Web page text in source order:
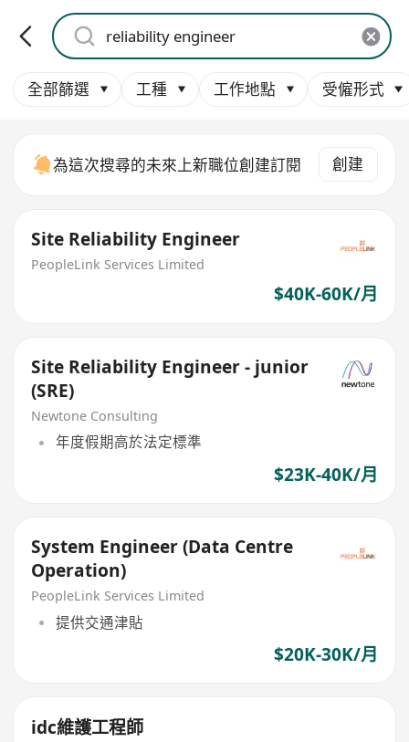
全部篩選 工種 工作地點 受僱形式
為這次搜尋的未來上新職位創建訂閱 創建
Site Reliability Engineer
PeopleLink Services Limited
$40K-60K/月
Site Reliability Engineer - junior
(SRE)
Newtone Consulting
年度假期高於法定標準
$23K-40K/月
System Engineer (Data Centre
Operation)
PeopleLink Services Limited
提供交通津貼
$20K-30K/月
idc維護工程師